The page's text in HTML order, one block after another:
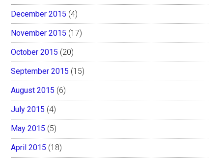
December 2015 (4)
November 2015 (17)
October 2015 (20)
September 2015 (15)
August 2015 (6)
July 2015 (4)
May 2015 (5)
April 2015 (18)